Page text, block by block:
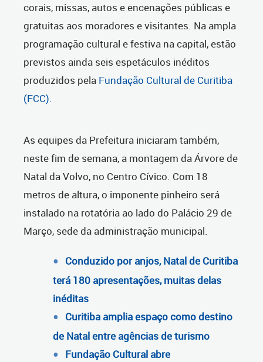
corais, missas, autos e encenações públicas e
gratuitas aos moradores e visitantes. Na ampla
programação cultural e festiva na capital, estão
previstos ainda seis espetáculos inéditos
produzidos pela Fundação Cultural de Curitiba
(FCC).
As equipes da Prefeitura iniciaram também,
neste fim de semana, a montagem da Árvore de
Natal da Volvo, no Centro Cívico. Com 18
metros de altura, o imponente pinheiro será
instalado na rotatória ao lado do Palácio 29 de
Março, sede da administração municipal.
Conduzido por anjos, Natal de Curitiba
terá 180 apresentações, muitas delas
inéditas
Curitiba amplia espaço como destino
de Natal entre agências de turismo
Fundação Cultural abre